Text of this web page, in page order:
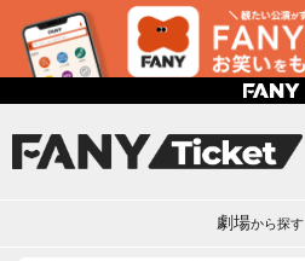
劇場から探す